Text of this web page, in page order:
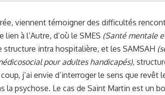
viennent témoigner des difficultés
à l’Autre, d’où le SMES (Santé mentale
structure intra hospitalière, et les SAMSAH
pour adultes handicapés),
j’ai envie d’interroger le sens que revêt
la psychose. Le cas de Saint Martin est un